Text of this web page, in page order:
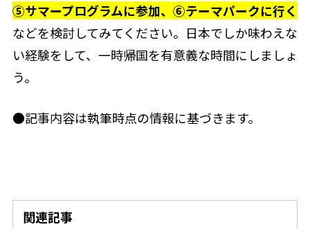
⑤サマープログラムに参加、⑥テーマパークに行く
などを検討してみてください。日本でしか味わえな
い経験をして、一時帰国を有意義な時間にしましょ
う。
●記事内容は執筆時点の情報に基づきます。
関連記事